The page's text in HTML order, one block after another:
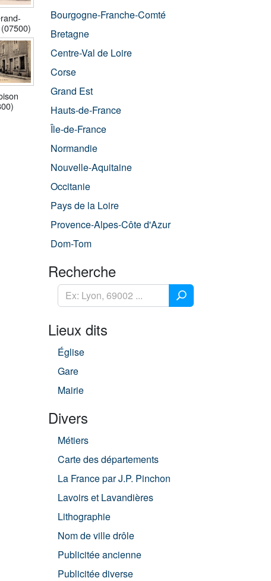
Bourgogne-Franche-Comté
Bretagne
Centre-Val de Loire
Corse
Grand Est
Hauts-de-France
Île-de-France
Normandie
Nouvelle-Aquitaine
Occitanie
Pays de la Loire
Provence-Alpes-Côte d'Azur
Dom-Tom
Recherche
Lieux dits
Église
Gare
Mairie
Divers
Métiers
Carte des départements
La France par J.P. Pinchon
Lavoirs et Lavandières
Lithographie
Nom de ville drôle
Publicitée ancienne
Publicitée diverse